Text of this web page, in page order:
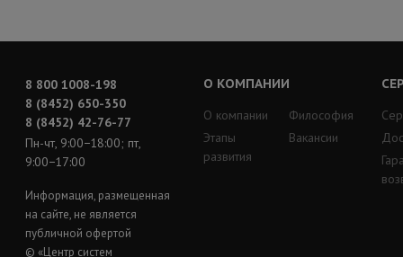
8 800 1008-198
8 (8452) 650-350
8 (8452) 42-76-77
Пн-чт, 9:00−18:00; пт,
9:00−17:00
Информация, размещенная
на сайте, не является
публичной офертой
© «Центр систем
О КОМПАНИИ
О компании
Этапы
развития
Философия
Вакансии